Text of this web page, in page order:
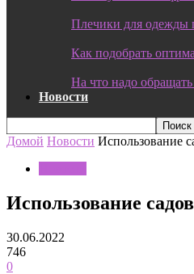
Плечики для одежды
Как подобрать
На что надо
Новости
Домой Новости Использование
Использование
30.06.2022
746
0